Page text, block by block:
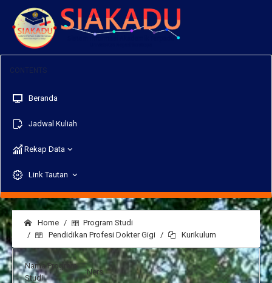
Beranda
Jadwal Kuliah
Rekap Data
Link Tautan
Home
Program Studi
Pendidikan Profesi Dokter Gigi
Kurikulum
Nama Program
Studi
:Ners